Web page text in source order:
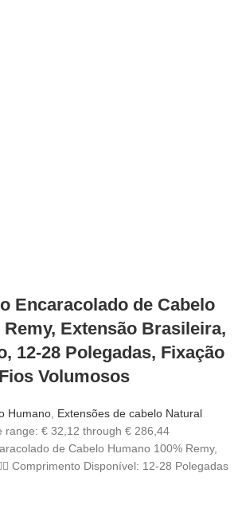
Encaracolado de Cabelo
Remy, Extensão Brasileira,
12-28 Polegadas, Fixação
Volumosos
Humano Extensões de cabelo Natural
range: € 32,12 through € 286,44
de Cabelo Humano 100% Remy,
Comprimento Disponível: 12-28 Polegadas